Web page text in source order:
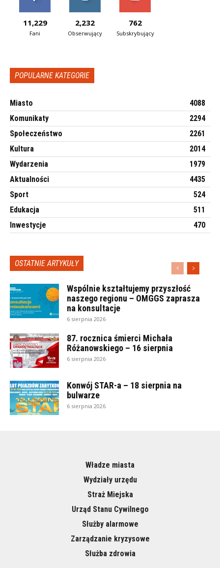
11,229
Fani
2,232
Obserwujący
762
Subskrybujący
POPULARNE KATEGORIE
Miasto
4088
Komunikaty
2294
Społeczeństwo
2261
Kultura
2014
Wydarzenia
1979
Aktualności
4435
Sport
524
Edukacja
511
Inwestycje
470
OSTATNIE ARTYKUŁY
Wspólnie kształtujemy przyszłość
naszego regionu – OMGGS zaprasza
na konsultacje
6 sierpnia 2026
87. rocznica śmierci Michała
Różanowskiego – 16 sierpnia
6 sierpnia 2026
Konwój STAR-a – 18 sierpnia na
bulwarze
6 sierpnia 2026
Władze miasta
Wydziały urzędu
Straż Miejska
Urząd Stanu Cywilnego
Służby alarmowe
Zarządzanie kryzysowe
Służba zdrowia